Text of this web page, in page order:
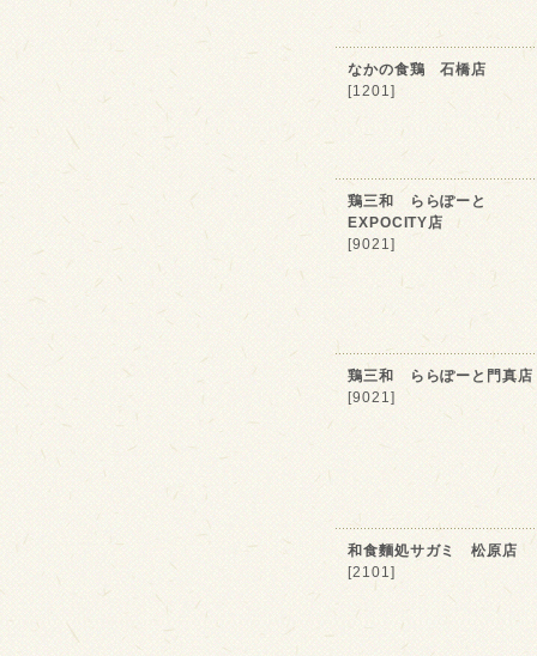
なかの食鶏 石橋店
[1201]
鶏三和 ららぽーと
EXPOCITY店
[9021]
鶏三和 ららぽーと門真店
[9021]
和食麵処サガミ 松原店
[2101]